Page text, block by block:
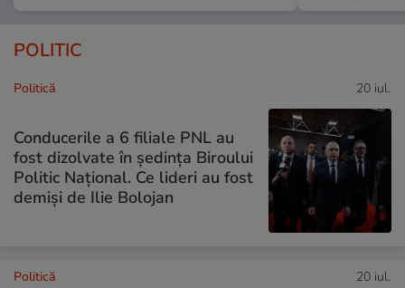
POLITIC
Politică 20 iul.
Conducerile a 6 filiale PNL au
fost dizolvate în ședința Biroului
Politic Național. Ce lideri au fost
demiși de Ilie Bolojan
Politică 20 iul.